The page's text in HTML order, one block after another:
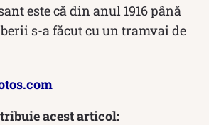
este că din anul 1916 până
s-a făcut cu un tramvai de
acest articol: